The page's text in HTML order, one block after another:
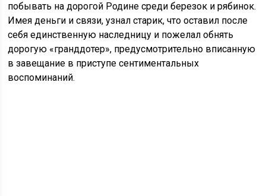
побывать на дорогой Родине среди березок и рябинок.
Имея деньги и связи, узнал старик, что оставил после
себя единственную наследницу и пожелал обнять
дорогую «гранддотер», предусмотрительно вписанную
в завещание в приступе сентиментальных
воспоминаний.